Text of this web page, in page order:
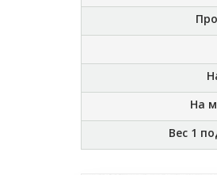
На
Вес 1